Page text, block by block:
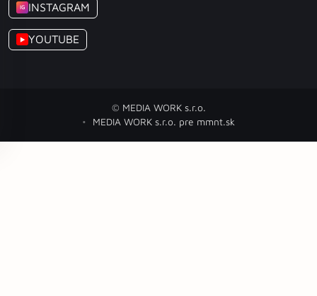
IG INSTAGRAM
▶ YOUTUBE
© MEDIA WORK s.r.o.
MEDIA WORK s.r.o. pre mmnt.sk